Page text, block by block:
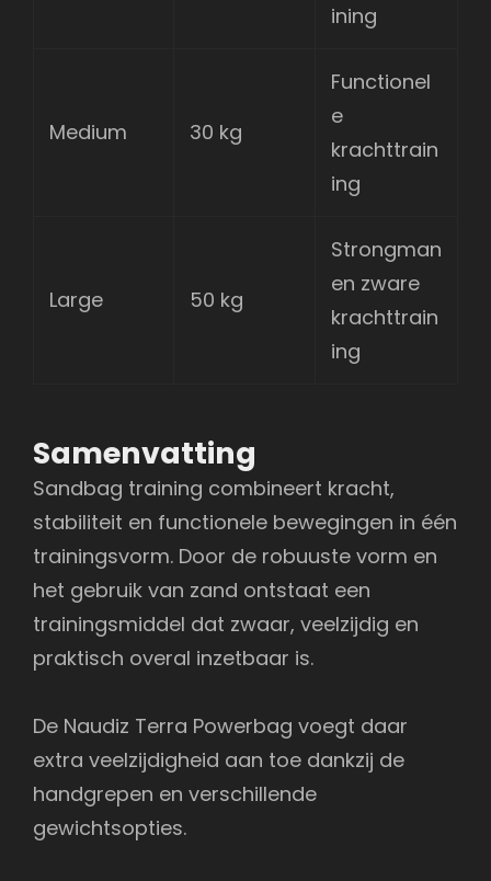
ining
Medium 30 kg
Functionel
e
krachttrain
ing
Large 50 kg
Strongman
en zware
krachttrain
ing
Samenvatting
Sandbag training combineert kracht,
stabiliteit en functionele bewegingen in één
trainingsvorm. Door de robuuste vorm en
het gebruik van zand ontstaat een
trainingsmiddel dat zwaar, veelzijdig en
praktisch overal inzetbaar is.
De Naudiz Terra Powerbag voegt daar
extra veelzijdigheid aan toe dankzij de
handgrepen en verschillende
gewichtsopties.